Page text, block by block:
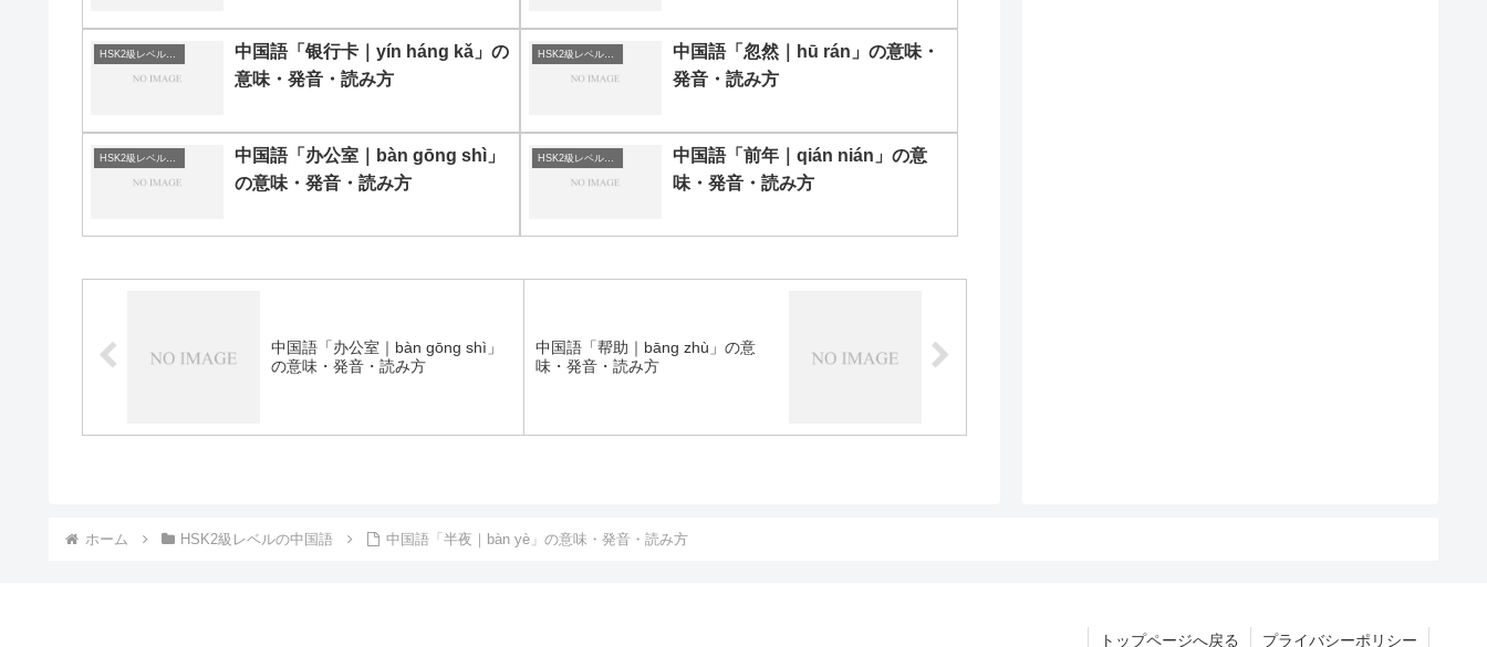
中国語「银行卡｜yín háng kǎ」の
意味・発音・読み方
中国語「忽然｜hū rán」の意味・
発音・読み方
中国語「办公室｜bàn gōng shì」
の意味・発音・読み方
中国語「前年｜qián nián」の意
味・発音・読み方
中国語「办公室｜bàn gōng shì」
の意味・発音・読み方
中国語「帮助｜bāng zhù」の意
味・発音・読み方
ホーム HSK2級レベルの中国語 中国語「半夜｜bàn yè」の意味・発音・読み方
トップページへ戻る プライバシーポリシー